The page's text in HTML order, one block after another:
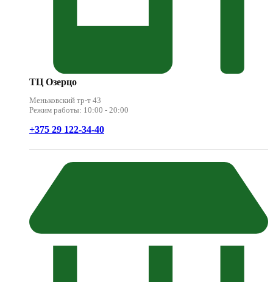
ТЦ Озерцо
Меньковский тр-т 43
Режим работы: 10:00 - 20:00
+375 29 122-34-40